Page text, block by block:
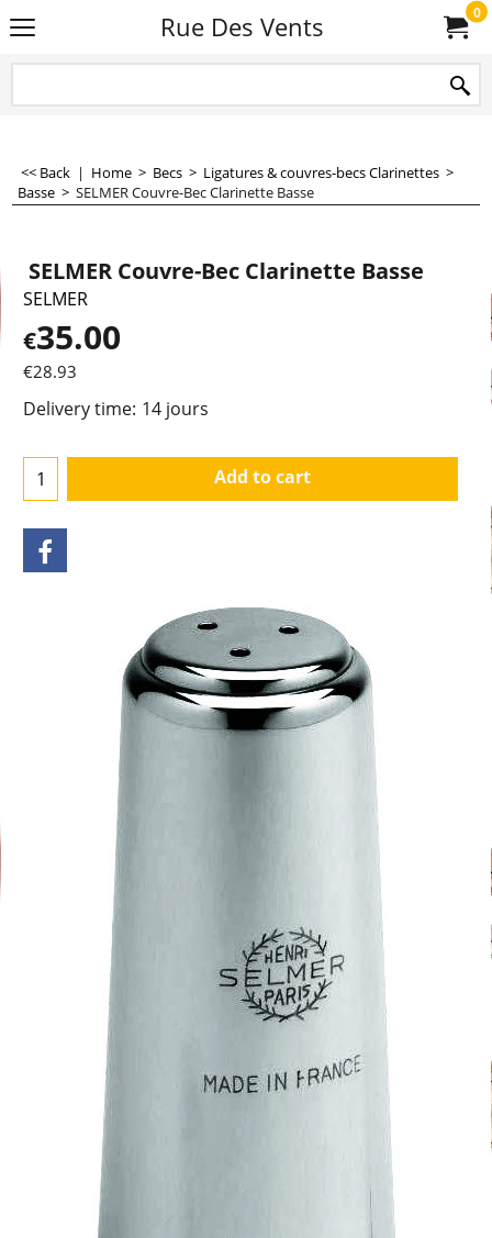
Rue Des Vents 0
<< Back | Home > Becs > Ligatures & couvres-becs Clarinettes >
Basse > SELMER Couvre-Bec Clarinette Basse
SELMER Couvre-Bec Clarinette Basse
SELMER
€35.00
€28.93
Delivery time: 14 jours
Add to cart